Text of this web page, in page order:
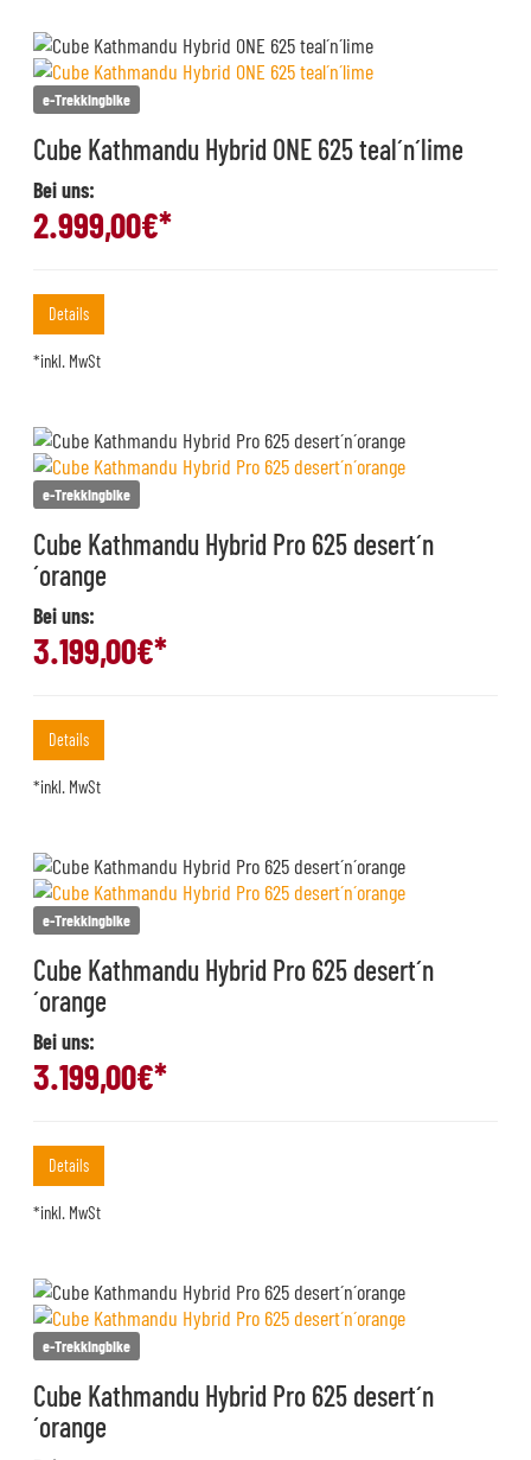
e-Trekkingbike
Cube Kathmandu Hybrid ONE 625 teal´n´lime
Bei uns:
2.999,00€*
Details
*inkl. MwSt
e-Trekkingbike
Cube Kathmandu Hybrid Pro 625 desert´n
´orange
Bei uns:
3.199,00€*
Details
*inkl. MwSt
e-Trekkingbike
Cube Kathmandu Hybrid Pro 625 desert´n
´orange
Bei uns:
3.199,00€*
Details
*inkl. MwSt
e-Trekkingbike
Cube Kathmandu Hybrid Pro 625 desert´n
´orange